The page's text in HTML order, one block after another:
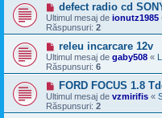
defect radio cd
Ultimul mesaj de ionutz1985
Răspunsuri: 2
releu incarcare 12v
Ultimul mesaj de gaby508 «
Răspunsuri: 6
FORD FOCUS 1.8
Ultimul mesaj de vzmirifis «
Răspunsuri: 2